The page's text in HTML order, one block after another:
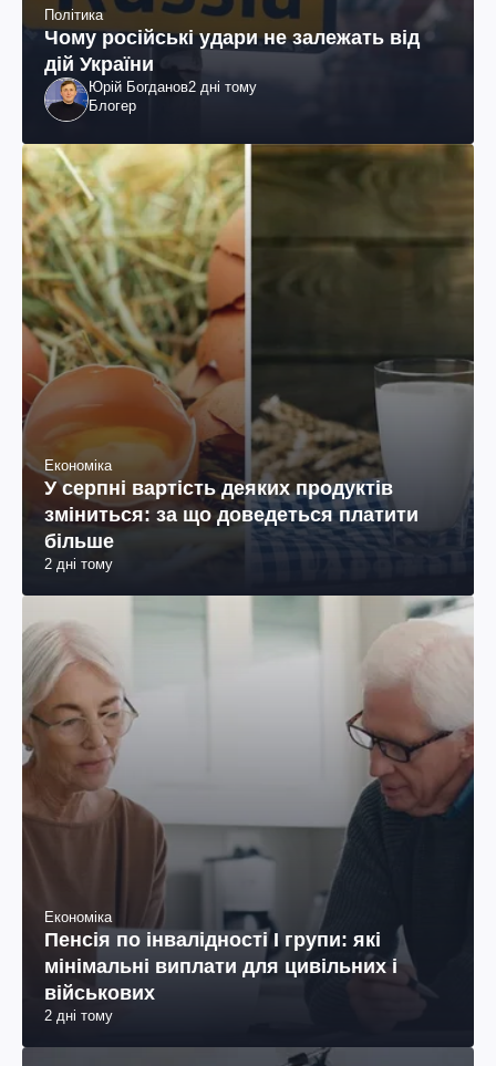
Політика
Чому російські удари не залежать від
дій України
Юрій Богданов2 дні тому
Блогер
Економіка
У серпні вартість деяких продуктів
зміниться: за що доведеться платити
більше
2 дні тому
Економіка
Пенсія по інвалідності I групи: які
мінімальні виплати для цивільних і
військових
2 дні тому